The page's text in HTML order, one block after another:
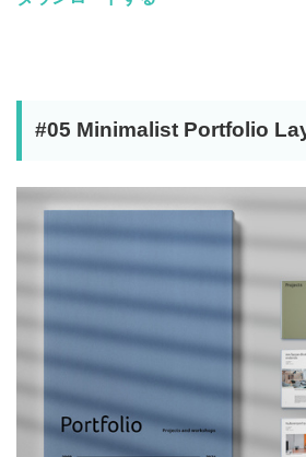
#05 Minimalist Portfolio